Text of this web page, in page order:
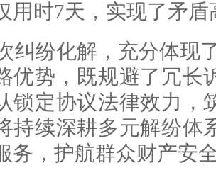
用时7天，实现了矛
纠纷化解，充分体现
优势，既规避了冗长
锁定协议法律效力，
持续深耕多元解纷体
务，护航群众财产安